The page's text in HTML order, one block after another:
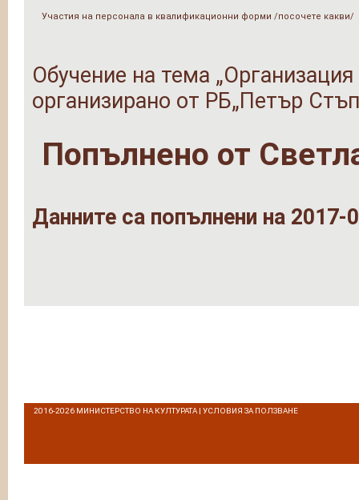
Участия на персонала в квалификационни форми /посочете какви/
Обучение на тема
организирано от РБ„Петър
Попълнено от
Данните са попълнени на 2017-
2016-2026 МИНИСТЕРСТВО НА КУЛТУРАТА | УСЛОВИЯ ЗА ПОЛЗВАНЕ